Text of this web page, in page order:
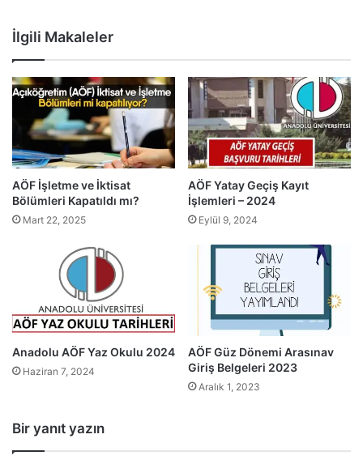
İlgili Makaleler
AÖF İşletme ve İktisat
Bölümleri Kapatıldı mı?
Mart 22, 2025
AÖF Yatay Geçiş Kayıt
İşlemleri – 2024
Eylül 9, 2024
Anadolu AÖF Yaz Okulu 2024
Haziran 7, 2024
AÖF Güz Dönemi Arasınav
Giriş Belgeleri 2023
Aralık 1, 2023
Bir yanıt yazın